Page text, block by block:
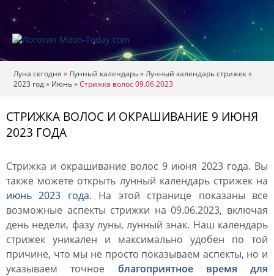
Луна сегодня »Лунный календарь»Лунный календарь стрижек»
2023 год» Июнь»Стрижка волос 09.06.2023
СТРИЖКА ВОЛОС И ОКРАШИВАНИЕ 9 ИЮНЯ
2023 ГОДА
Стрижка и окрашивание волос 9 июня 2023 года. Вы
также можете открыть лунный календарь стрижек на
июнь 2023 года. На этой странице показаны все
возможные аспекты стрижки на 09.06.2023, включая
день недели, фазу луны, лунный знак. Наш календарь
стрижек уникален и максимально удобен по той
причине, что мы не просто показываем аспекты, но и
указываем точное благоприятное время для